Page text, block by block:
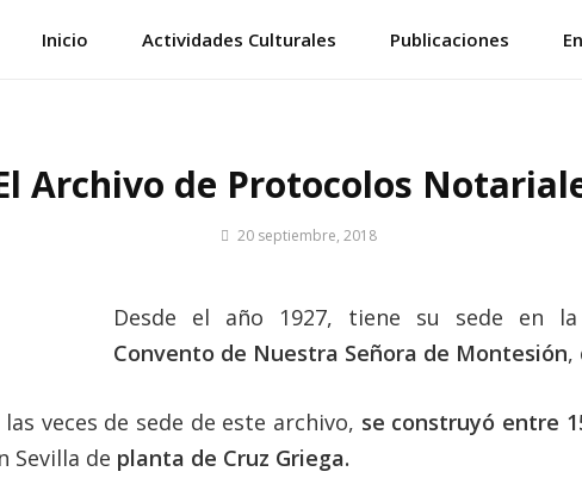
Inicio Actividades Culturales Publicaciones
Archivo de Protocolos
Por
Sevilla
20 septiembre, 2018
Desde el año 1927, tiene su sede en
Convento de Nuestra Señora de Montesión,
veces de sede de este archivo, se construyó entre
Sevilla de planta de Cruz Griega.